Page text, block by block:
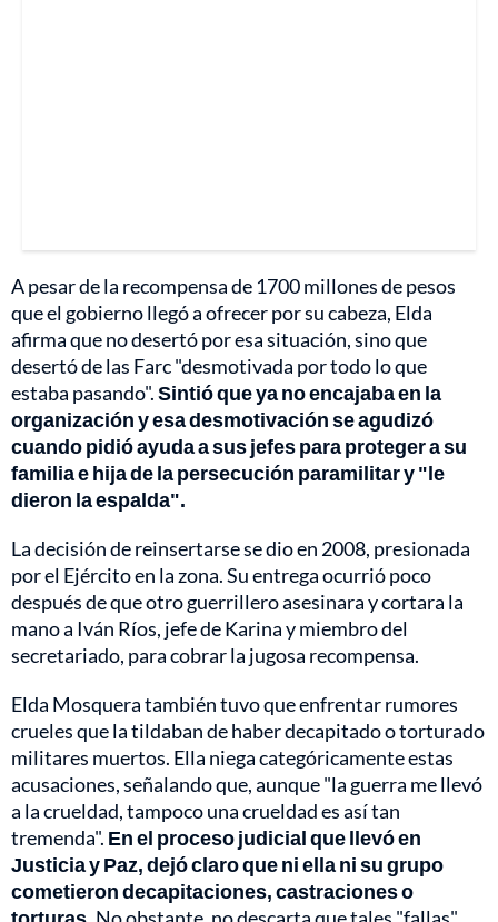
A pesar de la recompensa de 1700 millones de pesos
que el gobierno llegó a ofrecer por su cabeza, Elda
afirma que no desertó por esa situación, sino que
desertó de las Farc "desmotivada por todo lo que
estaba pasando".Sintió que ya no encajaba en la
organización y esa desmotivación se agudizó
cuando pidió ayuda a sus jefes para proteger a su
familia e hija de la persecución paramilitar y "le
dieron la espalda".
La decisión de reinsertarse se dio en 2008, presionada
por el Ejército en la zona. Su entrega ocurrió poco
después de que otro guerrillero asesinara y cortara la
mano a Iván Ríos, jefe de Karina y miembro del
secretariado, para cobrar la jugosa recompensa.
Elda Mosquera también tuvo que enfrentar rumores
crueles que la tildaban de haber decapitado o torturado
militares muertos. Ella niega categóricamente estas
acusaciones, señalando que, aunque "la guerra me llevó
a la crueldad, tampoco una crueldad es así tan
tremenda". En el proceso judicial que llevó en
Justicia y Paz, dejó claro que ni ella ni su grupo
cometieron decapitaciones, castraciones o